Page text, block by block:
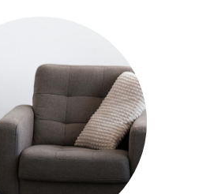
LIGUE AGORA